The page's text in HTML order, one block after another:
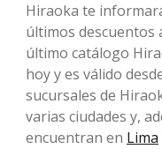
Hiraoka te
últimos descuentos
último catálogo
hoy y es válido
sucursales de
varias ciudades y,
encuentran en Lima